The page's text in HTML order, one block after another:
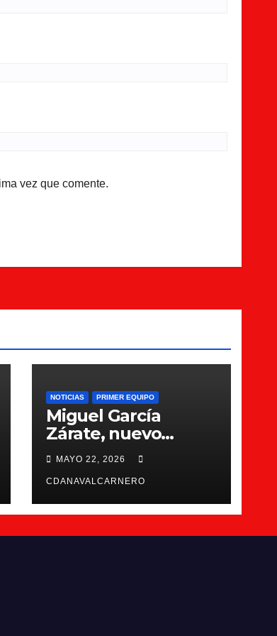
vez que comente.
NOTICIAS PRIMER EQUIPO
Miguel García
Zárate, nuevo
entrenador del CDA
Navalcarnero
MAYO 22, 2026
CDANAVALCARNERO